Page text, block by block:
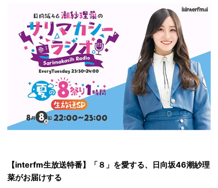
【interfm生放送特番】「８」を愛する、日向坂46潮紗理
菜がお届けする